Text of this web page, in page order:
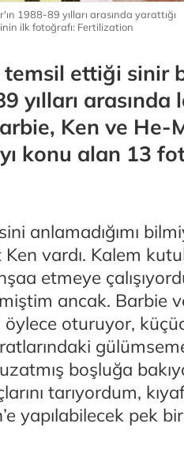
1988-89 yılları arasında yarattığı
ilk fotoğrafı: Fertilization
temsil ettiği sinir
yılları arasında
Ken ve He-
konu alan 13
anlamadığımı
vardı. Kalem
etmeye
ancak. Barbie
oturuyor,
boşluğa
tarıyordum,
yapılabilecek pek